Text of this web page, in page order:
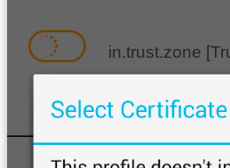
in.trust.zone